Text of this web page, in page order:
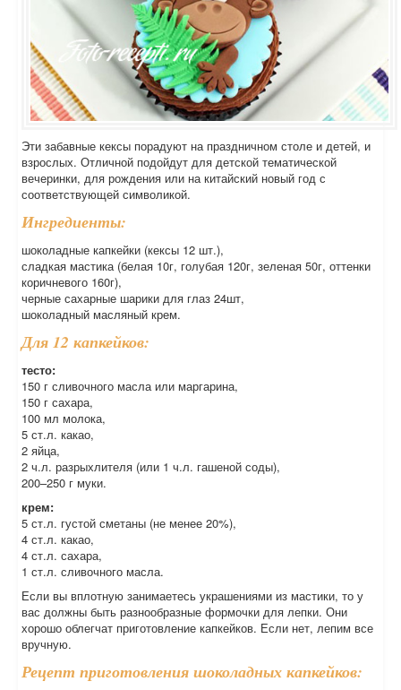
Эти забавные кексы порадуют на праздничном столе и детей, и
взрослых. Отличной подойдут для детской тематической
вечеринки, для рождения или на китайский новый год с
соответствующей символикой.
Ингредиенты:
шоколадные капкейки (кексы 12 шт.),
сладкая мастика (белая 10г, голубая 120г, зеленая 50г, оттенки
коричневого 160г),
черные сахарные шарики для глаз 24шт,
шоколадный масляный крем.
Для 12 капкейков:
тесто:
150 г сливочного масла или маргарина,
150 г сахара,
100 мл молока,
5 ст.л. какао,
2 яйца,
2 ч.л. разрыхлителя (или 1 ч.л. гашеной соды),
200–250 г муки.
крем:
5 ст.л. густой сметаны (не менее 20%),
4 ст.л. какао,
4 ст.л. сахара,
1 ст.л. сливочного масла.
Если вы вплотную занимаетесь украшениями из мастики, то у
вас должны быть разнообразные формочки для лепки. Они
хорошо облегчат приготовление капкейков. Если нет, лепим все
вручную.
Рецепт приготовления шоколадных капкейков: